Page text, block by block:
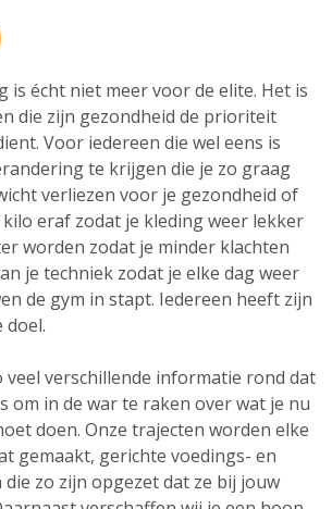
is écht niet meer voor de elite. Het is
die zijn gezondheid de prioriteit
Voor iedereen die wel eens is
te krijgen die je zo graag
verliezen voor je gezondheid of
eraf zodat je kleding weer lekker
worden zodat je minder klachten
je techniek zodat je elke dag weer
de gym in stapt. Iedereen heeft zijn
doel.
veel verschillende informatie rond dat
om in de war te raken over wat je nu
doen. Onze trajecten worden elke
gemaakt, gerichte voedings- en
zo zijn opgezet dat ze bij jouw